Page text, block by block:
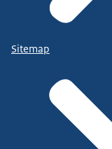
Sitemap